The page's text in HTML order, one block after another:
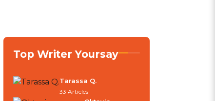
Top Writer Yoursay
Tarassa Q.
33 Articles